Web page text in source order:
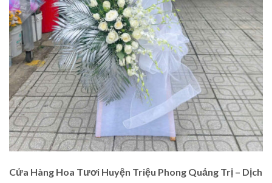
Cửa Hàng Hoa Tươi Huyện Triệu Phong Quảng Trị – Dịch